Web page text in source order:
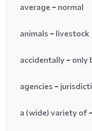
average = normal
animals = livestock
accidentally = only
agencies =
a (wide) variety of